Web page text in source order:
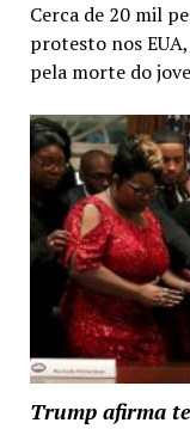
Cerca de 20 mil
protesto nos
pela morte do
Trump afirma